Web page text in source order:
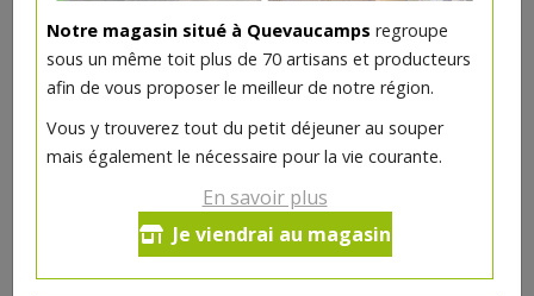
Notre magasin situé à Quevaucamps regroupe
sous un même toit plus de 70 artisans et producteurs
afin de vous proposer le meilleur de notre région.
Vous y trouverez tout du petit déjeuner au souper
mais également le nécessaire pour la vie courante.
En savoir plus
Je viendrai au magasin
Crayon rouge à lèvres mat Fraise
des Bois